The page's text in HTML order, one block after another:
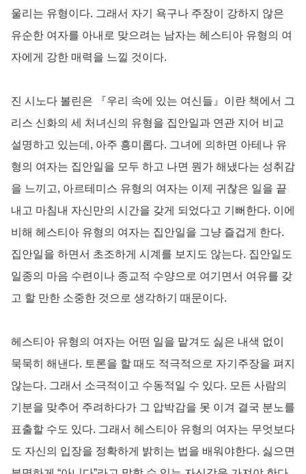
울리는 유형이다. 그래서 자기 욕구나 주장이 강하지 않은
유순한 여자를 아내로 맞으려는 남자는 헤스티아 유형의 여
자에게 강한 매력을 느낄 것이다.
진 시노다 볼린은 『우리 속에 있는 여신들』이란 책에서 그
리스 신화의 세 처녀신의 유형을 집안일과 연관 지어 비교
설명하고 있는데, 아주 흥미롭다. 그녀에 의하면 아테나 유
형의 여자는 집안일을 모두 하고 나면 뭔가 해냈다는 성취감
을 느끼고, 아르테미스 유형의 여자는 이제 귀찮은 일을 끝
내고 마침내 자신만의 시간을 갖게 되었다고 기뻐한다. 이에
비해 헤스티아 유형의 여자는 집안일을 그냥 즐겁게 한다.
집안일을 하면서 초조하게 시계를 보지도 않는다. 집안일도
일종의 마음 수련이나 종교적 수양으로 여기면서 여유를 갖
고 할 만한 소중한 것으로 생각하기 때문이다.
헤스티아 유형의 여자는 어떤 일을 맡겨도 싫은 내색 없이
묵묵히 해낸다. 토론을 할 때도 적극적으로 자기주장을 펴지
않는다. 그래서 소극적이고 수동적일 수 있다. 모든 사람의
기분을 맞추어 주려하다가 그 압박감을 못 이겨 결국 분노를
표출할 수도 있다. 그래서 헤스티아 유형의 여자는 무엇보다
도 자신의 입장을 정확하게 밝히는 법을 배워야한다. 싫으면